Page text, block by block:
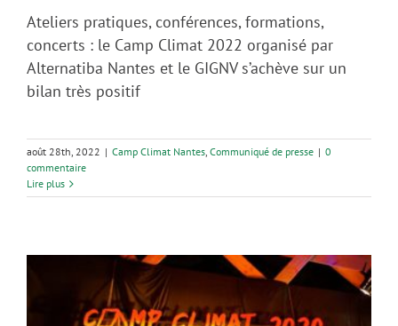
Ateliers pratiques, conférences, formations,
concerts : le Camp Climat 2022 organisé par
Alternatiba Nantes et le GIGNV s’achève sur un
bilan très positif
août 28th, 2022 | Camp Climat Nantes Communiqué de presse | 0
commentaire
Lire plus